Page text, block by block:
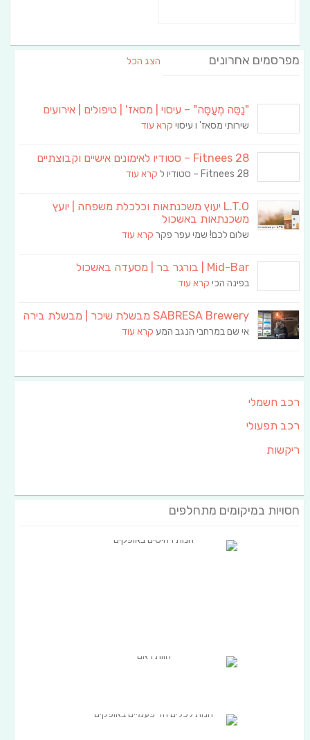
מפרסמים אחרונים הצג הכל
"נַסֵּה מְעַסֶּה" – עיסוי | מסאז' | טיפולים | אירועים
שירותי מסאז' ו עיסוי קרא עוד
Fitnees 28 – סטודיו לאימונים אישיים וקבוצתיים
Fitnees 28 – סטודיו ל קרא עוד
L.T.O יעוץ משכנתאות וכלכלת משפחה | יועץ
משכנתאות באשכול
שלום לכם! שמי עפר פקר קרא עוד
Mid-Bar | בורגר בר | מסעדה באשכול
בפינה הכי קרא עוד
SABRESA Brewery מבשלת שיכר | מבשלת בירה
אי שם במרחבי הנגב המע קרא עוד
רכב חשמלי
רכב תפעולי
ריקשות
חסויות במיקומים מתחלפים